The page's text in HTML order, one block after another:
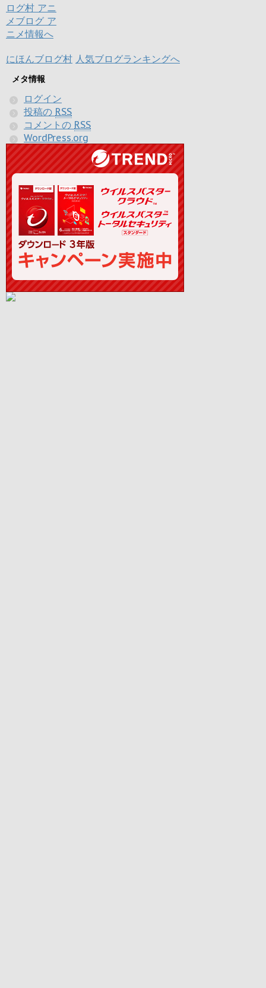
にほんブログ村 人気ブログランキングへ
メタ情報
ログイン
投稿の RSS
コメントの RSS
WordPress.org